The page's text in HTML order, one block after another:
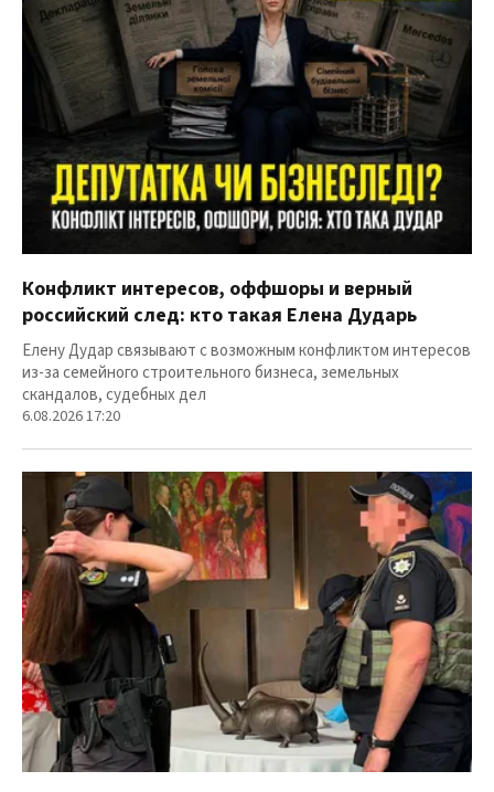
Конфликт интересов, оффшоры и верный
российский след: кто такая Елена Дударь
Елену Дудар связывают с возможным конфликтом интересов
из-за семейного строительного бизнеса, земельных
скандалов, судебных дел
6.08.2026 17:20